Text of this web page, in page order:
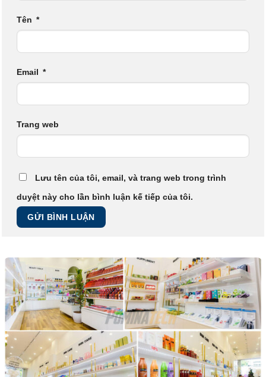
Tên *
Email *
Trang web
Lưu tên của tôi, email, và trang web trong trình
duyệt này cho lần bình luận kế tiếp của tôi.